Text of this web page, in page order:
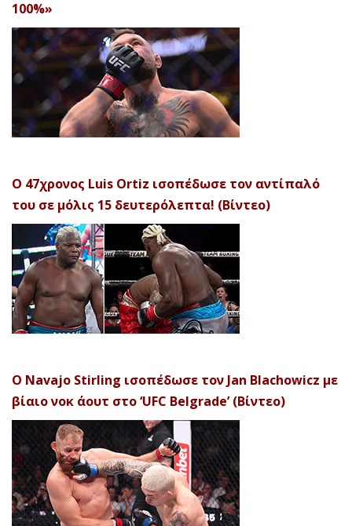
100%»
Ο 47χρονος Luis Ortiz ισοπέδωσε τον αντίπαλό
του σε μόλις 15 δευτερόλεπτα! (Βίντεο)
Ο Navajo Stirling ισοπέδωσε τον Jan Blachowicz με
βίαιο νοκ άουτ στο ‘UFC Belgrade’ (Βίντεο)